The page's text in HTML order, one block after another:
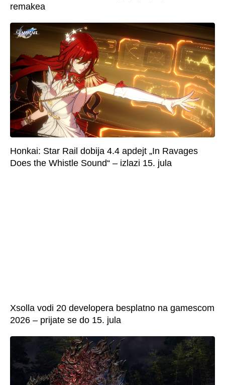
remakea
Honkai: Star Rail dobija 4.4 apdejt „In Ravages
Does the Whistle Sound“ – izlazi 15. jula
Xsolla vodi 20 developera besplatno na gamescom
2026 – prijate se do 15. jula